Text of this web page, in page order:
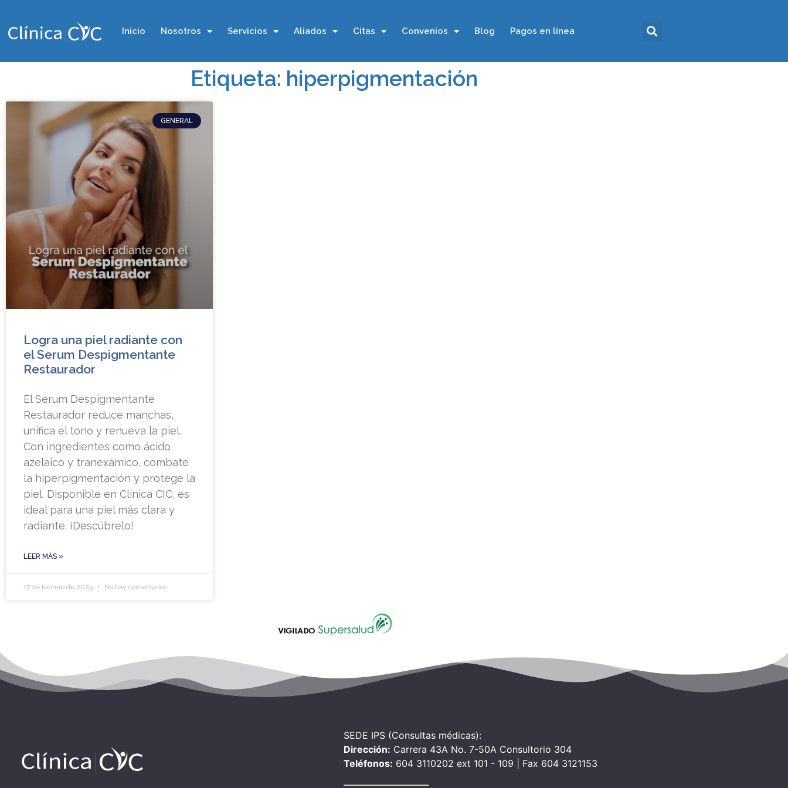
Inicio Nosotros Servicios Aliados Citas Convenios Blog Pagos en línea
Etiqueta: hiperpigmentación
GENERAL
Logra una piel radiante con
el Serum Despigmentante
Restaurador
El Serum Despigmentante
Restaurador reduce manchas,
unifica el tono y renueva la piel.
Con ingredientes como ácido
azelaico y tranexámico, combate
la hiperpigmentación y protege la
piel. Disponible en Clínica CIC, es
ideal para una piel más clara y
radiante. ¡Descúbrelo!
LEER MÁS »
17 de febrero de 2025 No hay comentarios
SEDE IPS (Consultas médicas):
Dirección: Carrera 43A No. 7-50A Consultorio 304
Teléfonos: 604 3110202 ext 101 - 109 | Fax 604 3121153